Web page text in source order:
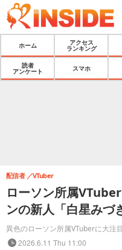
ホーム
アクセス
ランキング
読者
アンケート
スマホ
ローソン所属
ンの新人「白星みづ
異色のローソン所属VTuberに大注
配信者 VTuber
2026.6.11 Thu 11:00